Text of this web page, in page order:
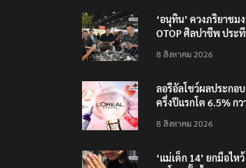
‘อนุทิน’ ควงภริยาชม
OTOP ศิลปาชีพ ประ
8 สิงหาคม 2026
ลอรีอัลโชว์ผลประกอ
ครึ่งปีแรกโต 6.5% กว
คว้าไลเซนส์ ‘กุชชี่’ 50 ปี
ตลาดไทย
8 สิงหาคม 2026
‘แม่เด็ก 14’ ยกมือไหว้